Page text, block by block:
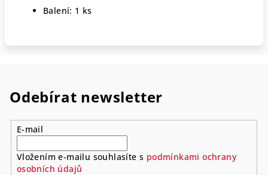
Balení: 1 ks
Odebírat newsletter
E-mail
Vložením e-mailu souhlasíte s podmínkami ochrany
osobních údajů